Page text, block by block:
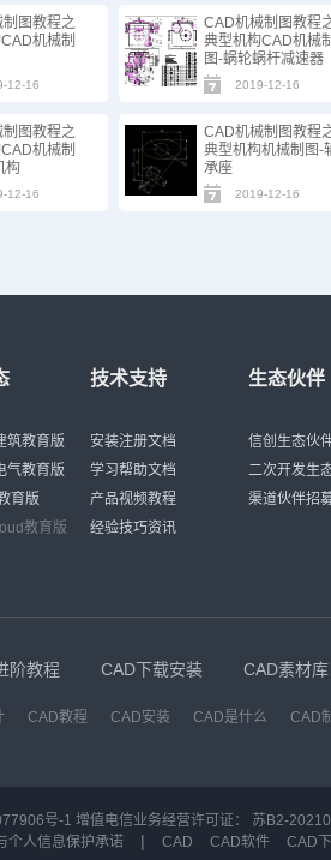
图教程之
机械制
12-16
CAD机械制图教程
典型机构CAD机械
图-蜗轮蜗杆减速器
2019-12-16
图教程之
机械制
构
12-16
CAD机械制图教程
典型机构机械制图-
承座
2019-12-16
筑教育版
气教育版
育版
教育版
技术支持
安装注册文档
学习帮助文档
产品视频教程
经验技巧资讯
生态伙伴
信创生态伙
二次开发生
渠道伙伴招
阶教程 CAD下载安装 CAD素材库
CAD教程 CAD安装 CAD是什么
CAD
号-1 增值电信业务经营许可证： 苏B2-
个人信息保护承诺 | CAD CAD软件 CAD